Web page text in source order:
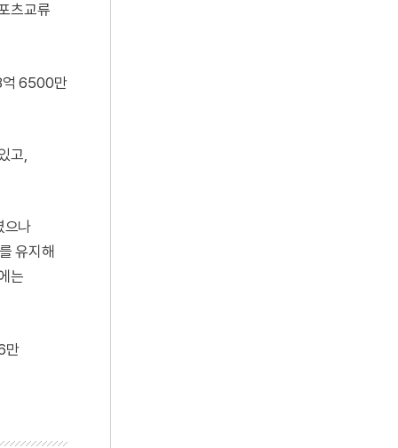
츠교류
억 6500만
고,
으나
유지해
는
만